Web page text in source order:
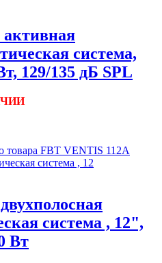
система,
129/135 дБ SPL
система , 12",
Вт